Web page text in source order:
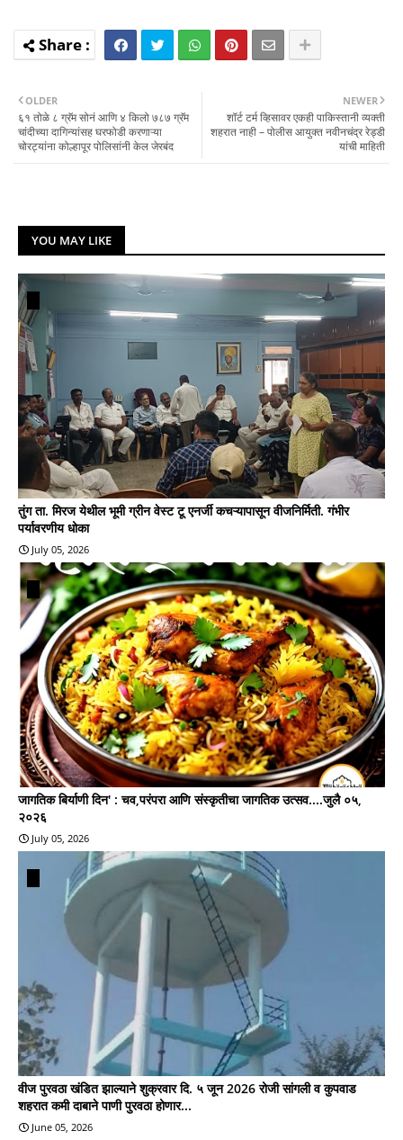
NEWER
शॉर्ट टर्म व्हिसावर एकही पाकिस्तानी व्यक्ती
शहरात नाही – पोलीस आयुक्त नवीनचंद्र रेड्डी
यांची माहिती
OLDER
६१ तोळे ८ ग्रॅम सोनं आणि ४ किलो ७८७ ग्रॅम
चांदीच्या दागिन्यांसह घरफोडी करणाऱ्या
चोरट्यांना कोल्हापूर पोलिसांनी केल जेरबंद
YOU MAY LIKE
तुंग ता. मिरज येथील भूमी ग्रीन वेस्ट टू एनर्जी कचऱ्यापासून वीजनिर्मिती. गंभीर
पर्यावरणीय धोका
July 05, 2026
जागतिक बिर्याणी दिन' : चव,परंपरा आणि संस्कृतीचा जागतिक उत्सव....जुलै ०५,
२०२६
July 05, 2026
वीज पुरवठा खंडित झाल्याने शुक्रवार दि. ५ जून 2026 रोजी सांगली व कुपवाड
शहरात कमी दाबाने पाणी पुरवठा होणार...
June 05, 2026